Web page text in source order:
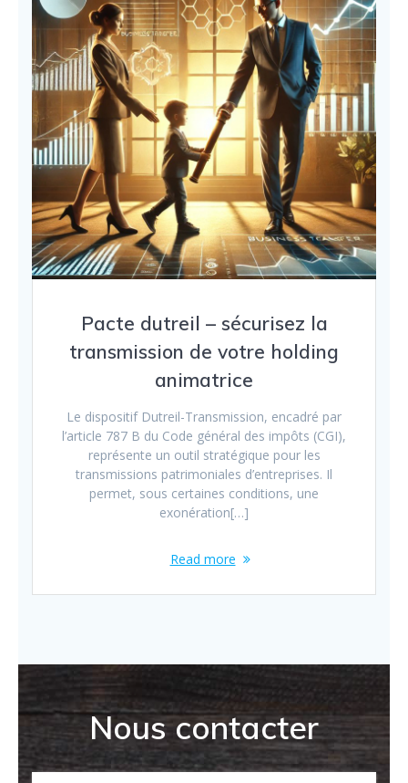
Pacte dutreil – sécurisez la
transmission de votre holding
animatrice
Le dispositif Dutreil-Transmission, encadré par
l’article 787 B du Code général des impôts (CGI),
représente un outil stratégique pour les
transmissions patrimoniales d’entreprises. Il
permet, sous certaines conditions, une
exonération[…]
Read more
Nous contacter